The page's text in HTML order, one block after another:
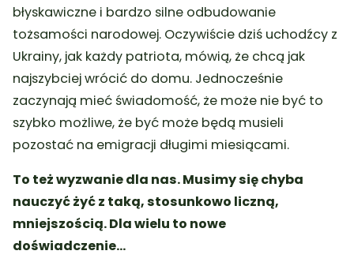
błyskawiczne i bardzo silne odbudowanie
tożsamości narodowej. Oczywiście dziś uchodźcy z
Ukrainy, jak każdy patriota, mówią, że chcą jak
najszybciej wrócić do domu. Jednocześnie
zaczynają mieć świadomość, że może nie być to
szybko możliwe, że być może będą musieli
pozostać na emigracji długimi miesiącami.
To też wyzwanie dla nas. Musimy się chyba
nauczyć żyć z taką, stosunkowo liczną,
mniejszością. Dla wielu to nowe
doświadczenie…